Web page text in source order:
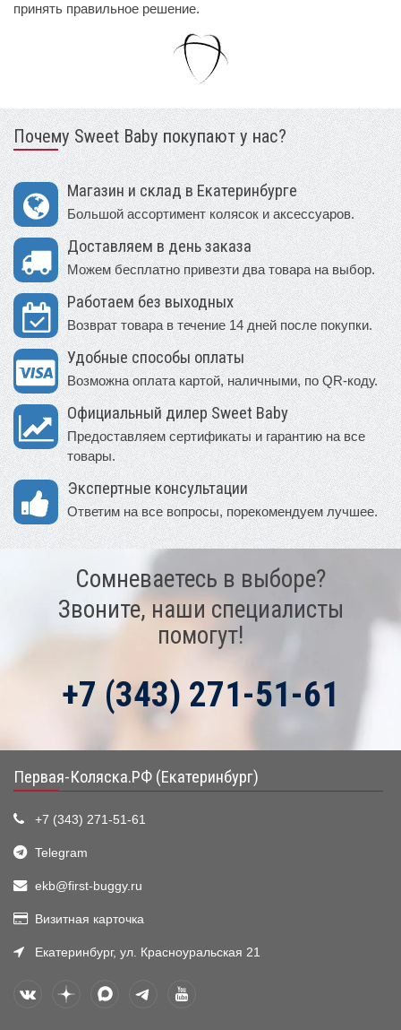
принять правильное решение.
Почему Sweet Baby покупают у нас?
Магазин и склад в Екатеринбурге
Большой ассортимент колясок и аксессуаров.
Доставляем в день заказа
Можем бесплатно привезти два товара на выбор.
Работаем без выходных
Возврат товара в течение 14 дней после покупки.
Удобные способы оплаты
Возможна оплата картой, наличными, по QR-коду.
Официальный дилер Sweet Baby
Предоставляем сертификаты и гарантию на все
товары.
Экспертные консультации
Ответим на все вопросы, порекомендуем лучшее.
Сомневаетесь в выборе?
Звоните, наши специалисты
помогут!
+7 (343) 271-51-61
Первая-Коляска.РФ (Екатеринбург)
+7 (343) 271-51-61
Telegram
ekb@first-buggy.ru
Визитная карточка
Екатеринбург, ул. Красноуральская 21